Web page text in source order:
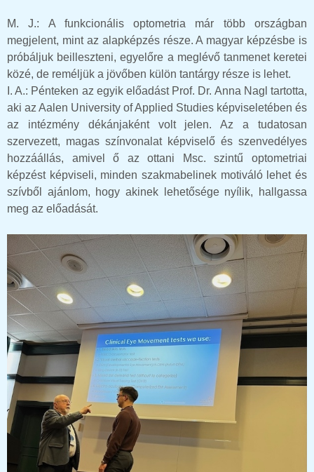
M. J.: A funkcionális optometria már több országban
megjelent, mint az alapképzés része. A magyar képzésbe is
próbáljuk beilleszteni, egyelőre a meglévő tanmenet keretei
közé, de reméljük a jövőben külön tantárgy része is lehet.
I. A.: Pénteken az egyik előadást Prof. Dr. Anna Nagl tartotta,
aki az Aalen University of Applied Studies képviseletében és
az intézmény dékánjaként volt jelen. Az a tudatosan
szervezett, magas színvonalat képviselő és szenvedélyes
hozzáállás, amivel ő az ottani Msc. szintű optometriai
képzést képviseli, minden szakmabelinek motiváló lehet és
szívből ajánlom, hogy akinek lehetősége nyílik, hallgassa
meg az előadását.